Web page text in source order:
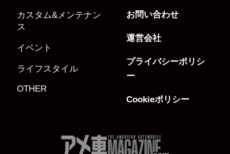
カスタム&メンテナン
ス
イベント
ライフスタイル
OTHER
お問い合わせ
運営会社
プライバシーポリシ
ー
Cookieポリシー